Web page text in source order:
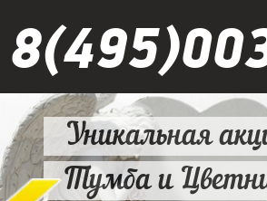
Уникальная
Тумба и